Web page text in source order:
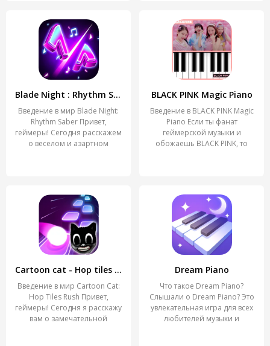
Blade Night : Rhythm Saber
Введение в мир Blade Night:
Rhythm Saber Привет,
геймеры! Сегодня расскажем
о веселом и азартном
BLACK PINK Magic Piano
Введение в BLACK PINK Magic
Piano Если ты фанат
геймерской музыки и
обожаешь BLACK PINK, то
Cartoon cat - Hop tiles rush
Введение в мир Cartoon Cat:
Hop Tiles Rush Привет,
геймеры! Сегодня я расскажу
вам о замечательной
Dream Piano
Что такое Dream Piano?
Слышали о Dream Piano? Это
увлекательная игра для всех
любителей музыки и